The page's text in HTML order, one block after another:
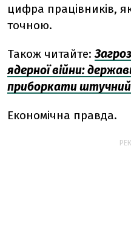
цифра працівників,
точною.
Також читайте:
ядерної війни:
приборкати
Економічна правда.